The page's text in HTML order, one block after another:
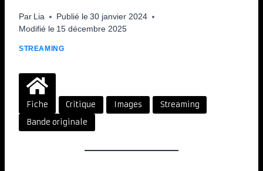
Par Lia Publié le 30 janvier 2024
Modifié le 15 décembre 2025
STREAMING
Fiche Critique Images
Streaming
Bande originale